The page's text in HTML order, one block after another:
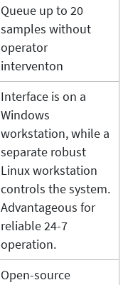
Queue up to 20
samples without
operator
interventon
Interface is on a
Windows
workstation, while a
separate robust
Linux workstation
controls the system.
Advantageous for
reliable 24-7
operation.
Open-source